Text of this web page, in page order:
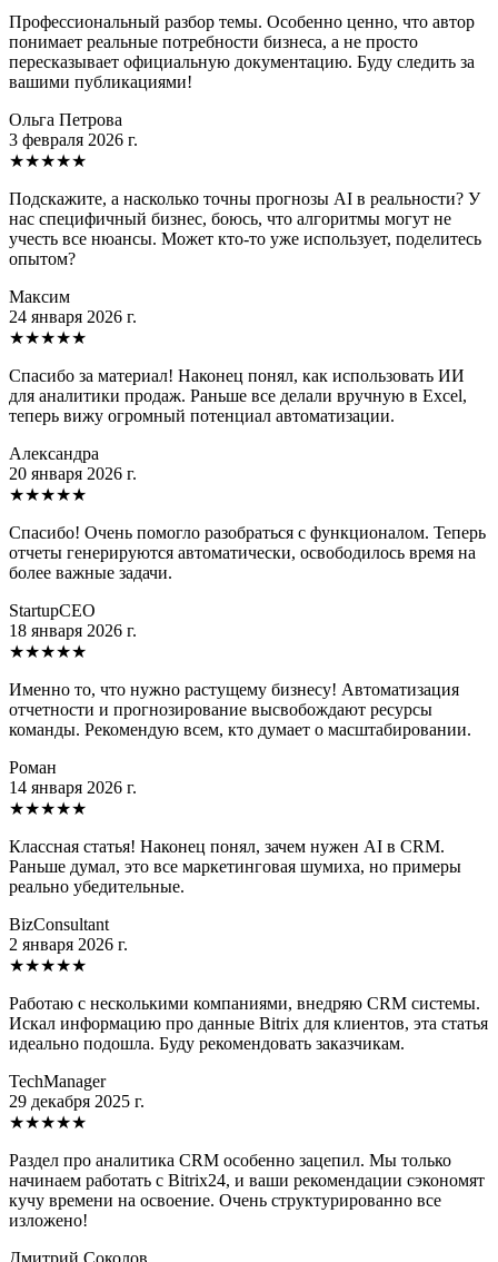
Профессиональный разбор темы. Особенно ценно, что автор
понимает реальные потребности бизнеса, а не просто
пересказывает официальную документацию. Буду следить за
вашими публикациями!
Ольга Петрова
3 февраля 2026 г.
★★★★★
Подскажите, а насколько точны прогнозы AI в реальности? У
нас специфичный бизнес, боюсь, что алгоритмы могут не
учесть все нюансы. Может кто-то уже использует, поделитесь
опытом?
Максим
24 января 2026 г.
★★★★★
Спасибо за материал! Наконец понял, как использовать ИИ
для аналитики продаж. Раньше все делали вручную в Excel,
теперь вижу огромный потенциал автоматизации.
Александра
20 января 2026 г.
★★★★★
Спасибо! Очень помогло разобраться с функционалом. Теперь
отчеты генерируются автоматически, освободилось время на
более важные задачи.
StartupCEO
18 января 2026 г.
★★★★★
Именно то, что нужно растущему бизнесу! Автоматизация
отчетности и прогнозирование высвобождают ресурсы
команды. Рекомендую всем, кто думает о масштабировании.
Роман
14 января 2026 г.
★★★★★
Классная статья! Наконец понял, зачем нужен AI в CRM.
Раньше думал, это все маркетинговая шумиха, но примеры
реально убедительные.
BizConsultant
2 января 2026 г.
★★★★★
Работаю с несколькими компаниями, внедряю CRM системы.
Искал информацию про данные Bitrix для клиентов, эта статья
идеально подошла. Буду рекомендовать заказчикам.
TechManager
29 декабря 2025 г.
★★★★★
Раздел про аналитика CRM особенно зацепил. Мы только
начинаем работать с Bitrix24, и ваши рекомендации сэкономят
кучу времени на освоение. Очень структурированно все
изложено!
Дмитрий Соколов